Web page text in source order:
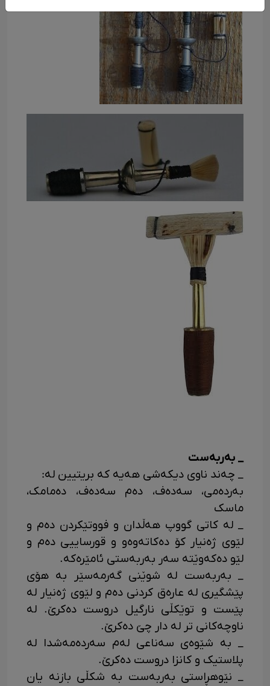
_ بەربەست
_ چەند ناوی دیکەشی هەیه که بریتیین له:
بەردەمی، سەدەف، دەم سەدەف، دەمامک،
ماسک
_ له کاتی گووپ هەڵدان و فووتێکردن دەم و
لێوی ژەنیار کۆ دەکاتەوەو و قورساییی دەم و
لێو دەکەوێته سەر بەربەستی ئامێرەکه.
_ بەربەست له شوێنی گەرمەسێر به هۆی
پێشگیری له عارەق کردنی دەم و لێوی ژەنیار له
پێست و توێکڵی نارگیل دروست دەکرێ. له
ناوچەکانی تر له دار چێ دەکرێ.
_ به شێوەی سەناعی لەم سەردەمەشدا له
پلاستیک و کانزا دروست دەکرێ.
_ نێوهڕاستی بەربەست بە شکڵی بازنە یان